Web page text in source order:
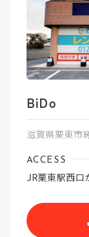
BiDo
滋賀県栗東市
ACCESS
JR栗東駅西口